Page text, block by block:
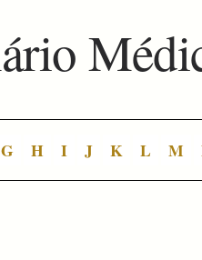
G H I J K L M